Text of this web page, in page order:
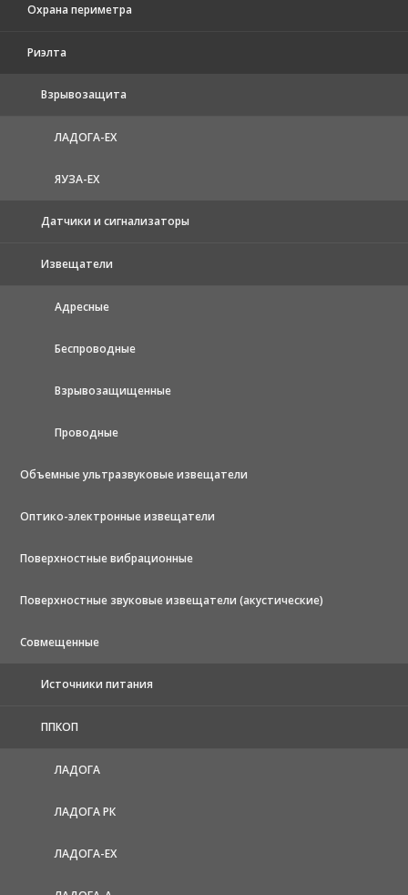
Охрана периметра
Риэлта
Взрывозащита
ЛАДОГА-EX
ЯУЗА-ЕХ
Датчики и сигнализаторы
Извещатели
Адресные
Беспроводные
Взрывозащищенные
Проводные
Объемные ультразвуковые извещатели
Оптико-электронные извещатели
Поверхностные вибрационные
Поверхностные звуковые извещатели (акустические)
Совмещенные
Источники питания
ППКОП
ЛАДОГА
ЛАДОГА РК
ЛАДОГА-EX